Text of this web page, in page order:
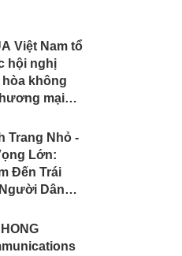
Việt Nam tổ
hội nghị
hòa không
mại
Trang Nhỏ -
Lớn:
Đến Trái
Dân